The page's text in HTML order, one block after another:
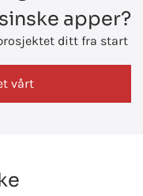
apper?
ditt fra start
vårt